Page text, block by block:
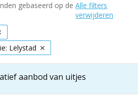
gebaseerd op de Alle filters
verwijderen
Lelystad
aanbod van uitjes